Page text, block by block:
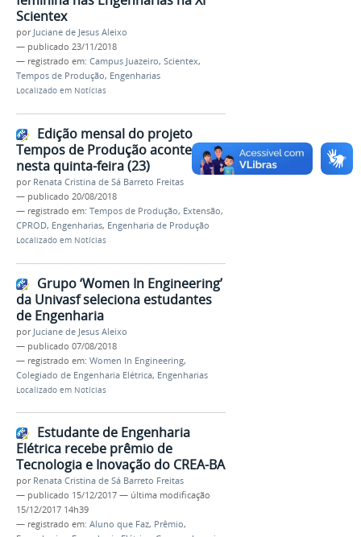
Scientex
por Juciane de Jesus Aleixo
— publicado 23/11/2018
— registrado em: Campus Juazeiro, Scientex,
Tempos de Produção, Engenharias
Localizado em Notícias
Edição mensal do projeto
Tempos de Produção acontecerá
nesta quinta-feira (23)
por Renata Cristina de Sá Barreto Freitas
— publicado 20/08/2018
— registrado em: Tempos de Produção, Extensão,
CPROD, Engenharias, Engenharia de Produção
Localizado em Notícias
Grupo ‘Women In Engineering’
da Univasf seleciona estudantes
de Engenharia
por Juciane de Jesus Aleixo
— publicado 07/08/2018
— registrado em: Women In Engineering,
Colegiado de Engenharia Elétrica, Engenharias
Localizado em Notícias
Estudante de Engenharia
Elétrica recebe prêmio de
Tecnologia e Inovação do CREA-BA
por Renata Cristina de Sá Barreto Freitas
— publicado 15/12/2017 — última modificação
15/12/2017 14h39
— registrado em: Aluno que Faz, Prêmio,